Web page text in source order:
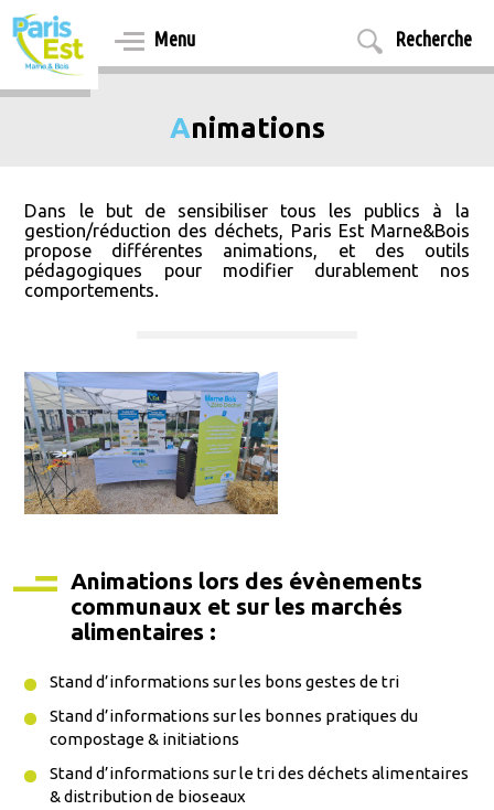
Aller
au
contenu
principal
Menu Recherche
Animations
Dans le but de sensibiliser tous les publics à la
gestion/réduction des déchets, Paris Est Marne&Bois
propose différentes animations, et des outils
pédagogiques pour modifier durablement nos
comportements.
Animations lors des évènements
communaux et sur les marchés
alimentaires :
Stand d’informations sur les bons gestes de tri
Stand d’informations sur les bonnes pratiques du
compostage & initiations
Stand d’informations sur le tri des déchets alimentaires
& distribution de bioseaux